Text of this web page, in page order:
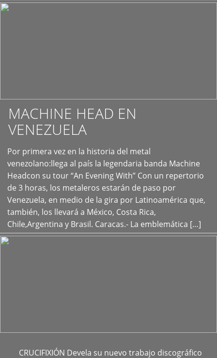
MACHINE HEAD EN
VENEZUELA
Por primera vez en la historia del metal
venezolano:llega al país la legendaria banda Machine
Headcon su tour “An Evening With” Con un repertorio
de 3 horas, los metaleros estarán de paso por
Venezuela, en medio de la gira por Latinoamérica que,
también, los llevará a México, Costa Rica,
Chile,Argentina y Brasil. Caracas.- La emblemática […]
+
CRUCIFIXIÓN Devela su nuevo trabajo discográfico